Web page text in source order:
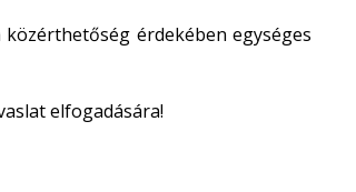
érdekében egységes
elfogadására!